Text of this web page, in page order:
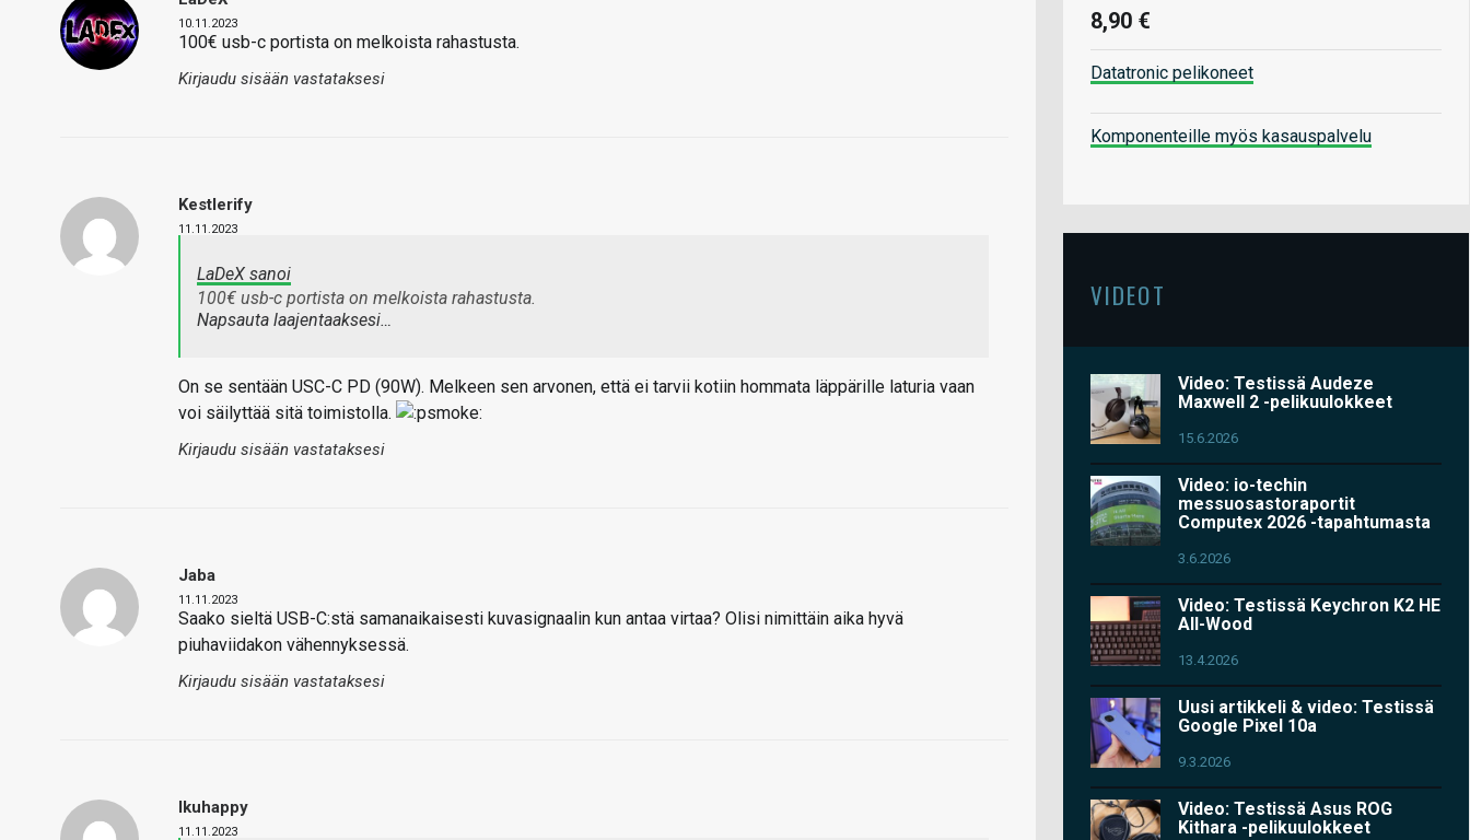
10.11.2023
100€ usb-c portista on melkoista rahastusta.
Kirjaudu sisään vastataksesi
Kestlerify
11.11.2023
LaDeX sanoi
100€ usb-c portista on melkoista rahastusta.
Napsauta laajentaaksesi…
On se sentään USC-C PD (90W). Melkeen sen arvonen, että ei tarvii kotiin hommata läppärille laturia vaan
voi säilyttää sitä toimistolla.
Kirjaudu sisään vastataksesi
Jaba
11.11.2023
Saako sieltä USB-C:stä samanaikaisesti kuvasignaalin kun antaa virtaa? Olisi nimittäin aika hyvä
piuhaviidakon vähennyksessä.
Kirjaudu sisään vastataksesi
Ikuhappy
11.11.2023
8,90 €
Datatronic pelikoneet
Komponenteille myös kasauspalvelu
VIDEOT
Video: Testissä Audeze
Maxwell 2 -pelikuulokkeet
15.6.2026
Video: io-techin
messuosastoraportit
Computex 2026 -tapahtumasta
3.6.2026
Video: Testissä Keychron K2 HE
All-Wood
13.4.2026
Uusi artikkeli & video: Testissä
Google Pixel 10a
9.3.2026
Video: Testissä Asus ROG
Kithara -pelikuulokkeet